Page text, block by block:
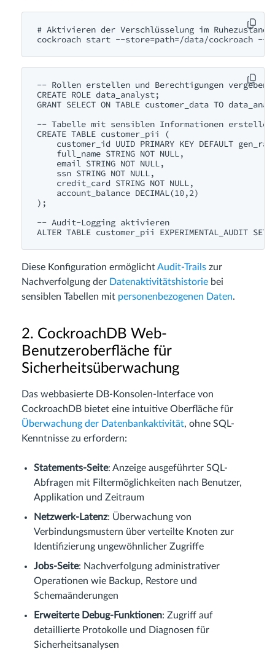
# Aktivieren der Verschlüsselung im Ruhezustand
-- Rollen erstellen und Berechtigungen vergeben
CREATE ROLE data_analyst;
GRANT SELECT ON TABLE customer_data TO
-- Tabelle mit sensiblen Informationen erstellen
CREATE TABLE customer_pii (
customer_id UUID PRIMARY KEY DEFAULT
    full_name STRING NOT NULL,
    email STRING NOT NULL,
    ssn STRING NOT NULL,
    credit_card STRING NOT NULL,
    account_balance DECIMAL(10,2)
);
-- Audit-Logging aktivieren
Diese Konfiguration ermöglichtAudit-Trails zur
Nachverfolgung der Datenaktivitätshistorie bei
sensiblen Tabellen mit personenbezogenen Daten.
2. CockroachDB Web-
Benutzeroberfläche für
Sicherheitsüberwachung
Das webbasierte DB-Konsolen-Interface von
CockroachDB bietet eine intuitive Oberfläche für
Überwachung der Datenbankaktivität, ohne SQL-
Kenntnisse zu erfordern:
Statements-Seite: Anzeige ausgeführter SQL-
Abfragen mit Filtermöglichkeiten nach Benutzer,
Applikation und Zeitraum
Netzwerk-Latenz: Überwachung von
Verbindungsmustern über verteilte Knoten zur
Identifizierung ungewöhnlicher Zugriffe
Jobs-Seite: Nachverfolgung administrativer
Operationen wie Backup, Restore und
Schemaänderungen
Erweiterte Debug-Funktionen: Zugriff auf
detaillierte Protokolle und Diagnosen für
Sicherheitsanalysen